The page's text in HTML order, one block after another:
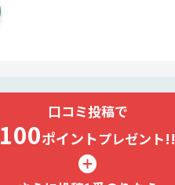
口コミ投稿で
100ポイントプレゼント!!